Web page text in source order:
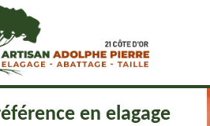
en elagage